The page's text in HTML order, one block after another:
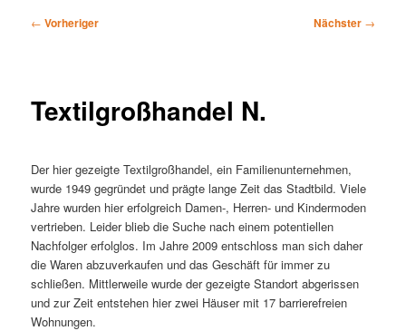
Beitragsnavigation
← Vorheriger Nächster →
Textilgroßhandel N.
Der hier gezeigte Textilgroßhandel, ein Familienunternehmen,
wurde 1949 gegründet und prägte lange Zeit das Stadtbild. Viele
Jahre wurden hier erfolgreich Damen-, Herren- und Kindermoden
vertrieben. Leider blieb die Suche nach einem potentiellen
Nachfolger erfolglos. Im Jahre 2009 entschloss man sich daher
die Waren abzuverkaufen und das Geschäft für immer zu
schließen. Mittlerweile wurde der gezeigte Standort abgerissen
und zur Zeit entstehen hier zwei Häuser mit 17 barrierefreien
Wohnungen.